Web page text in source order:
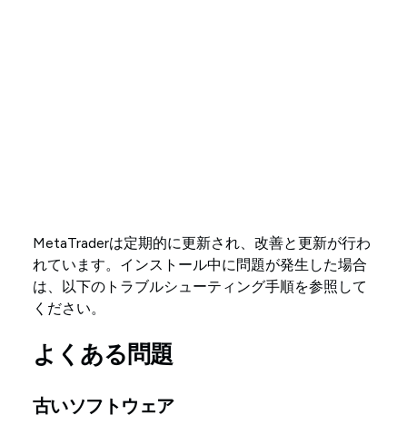
MetaTraderは定期的に更新され、改善と更新が行わ
れています。インストール中に問題が発生した場合
は、以下のトラブルシューティング手順を参照して
ください。
よくある問題
古いソフトウェア